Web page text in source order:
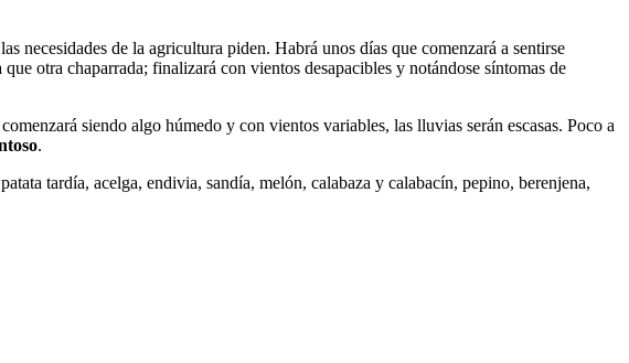
necesidades de la agricultura piden. Habrá unos días que comenzará a sentirse
otra chaparrada; finalizará con vientos desapacibles y notándose síntomas de
siendo algo húmedo y con vientos variables, las lluvias serán escasas. Poco a
.
tardía, acelga, endivia, sandía, melón, calabaza y calabacín, pepino, berenjena,